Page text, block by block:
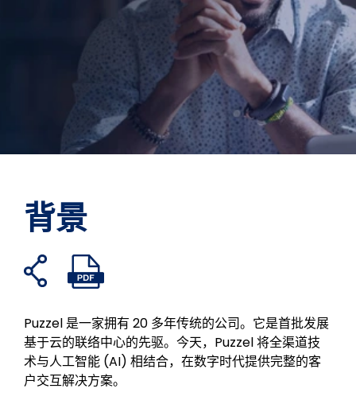
Stay in the loop
加入我们的分发列表
背景
打
开
享
链
接
在
假
上
分
享
Twitter上
分
享
子
邮
件
开
文
件
Puzzel 是一家拥有 20 多年传统的公司。它是首批发展
基于云的联络中心的先驱。今天，Puzzel 将全渠道技
术与人工智能 (AI) 相结合，在数字时代提供完整的客
户交互解决方案。